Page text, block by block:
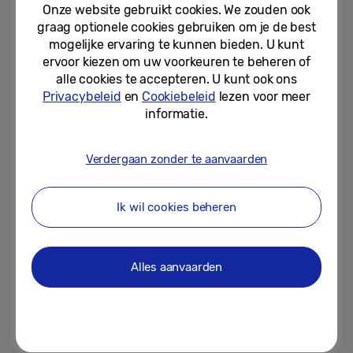
15-04-2024
Galaxy AI ondersteunt nu nog
meer talen door nieuwe update
[Editorial] Welkom in het tijdperk
verbreekt alle verkooprecords
Onze website gebruikt cookies. We zouden ook
graag optionele cookies gebruiken om je de best
mogelijke ervaring te kunnen bieden. U kunt
ervoor kiezen om uw voorkeuren te beheren of
alle cookies te accepteren. U kunt ook ons
Privacybeleid en Cookiebeleid lezen voor meer
informatie.
Verdergaan zonder te aanvaarden
Ik wil cookies beheren
Alles aanvaarden